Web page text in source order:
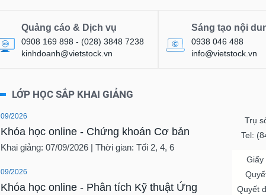
Quảng cáo & Dịch vụ
0908 169 898 - (028) 3848 7238
kinhdoanh@vietstock.vn
Sáng tạo nội
0938 046 488
info@vietstock.vn
LỚP HỌC SẮP KHAI GIẢNG
09/2026
Khóa học online - Chứng khoán Cơ bản
Khai giảng: 07/09/2026 | Thời gian: Tối 2, 4, 6
09/2026
Khóa học online - Phân tích Kỹ thuật Ứng
Trụ
Tel:
Giấy
Quyết